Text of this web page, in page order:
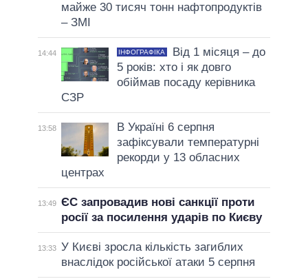
майже 30 тисяч тонн нафтопродуктів
– ЗМІ
14:44 ІНФОГРАФІКА
Від 1 місяця – до
5 років: хто і як довго
обіймав посаду керівника
СЗР
13:58
В Україні 6 серпня
зафіксували температурні
рекорди у 13 обласних
центрах
13:49 ЄС запровадив нові санкції проти
росії за посилення ударів по Києву
13:33 У Києві зросла кількість загиблих
внаслідок російської атаки 5 серпня